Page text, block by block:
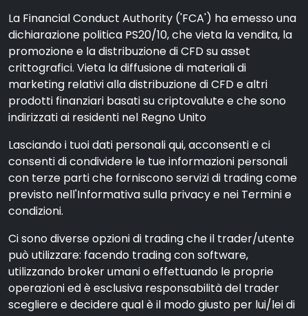
La Financial Conduct Authority ('FCA') ha emesso una
dichiarazione politica PS20/10, che vieta la vendita, la
promozione e la distribuzione di CFD su asset
crittografici. Vieta la diffusione di materiali di
marketing relativi alla distribuzione di CFD e altri
prodotti finanziari basati su criptovalute e che sono
indirizzati ai residenti nel Regno Unito
Lasciando i tuoi dati personali qui, acconsenti e ci
consenti di condividere le tue informazioni personali
con terze parti che forniscono servizi di trading come
previsto nell'Informativa sulla privacy e nei Termini e
condizioni.
Ci sono diverse opzioni di trading che il trader/utente
può utilizzare: facendo trading con software,
utilizzando broker umani o effettuando le proprie
operazioni ed è esclusiva responsabilità del trader
scegliere e decidere qual è il modo giusto per lui/lei di